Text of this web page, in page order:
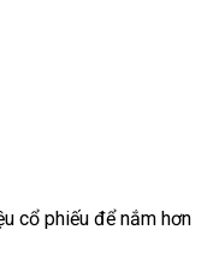
cổ phiếu để nắm hơn